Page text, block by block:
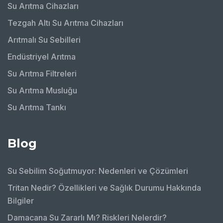
Su Arıtma Cihazları
Tezgah Altı Su Arıtma Cihazları
Arıtmalı Su Sebilleri
Endüstriyel Arıtma
Su Arıtma Filtreleri
Su Arıtma Musluğu
Su Arıtma Tankı
Blog
Su Sebilim Soğutmuyor: Nedenleri ve Çözümleri
Tritan Nedir? Özellikleri ve Sağlık Durumu Hakkında
Bilgiler
Damacana Su Zararlı Mı? Riskleri Nelerdir?